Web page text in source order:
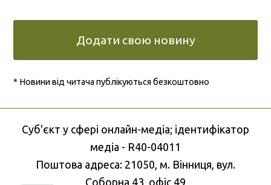
Додати свою новину
* Новини від читача публікуються безкоштовно
Cуб'єкт у сфері онлайн-медіа; ідентифікатор
медіа - R40-04011
Поштова адреса: 21050, м. Вінниця, вул.
Соборна 43, офіс 49